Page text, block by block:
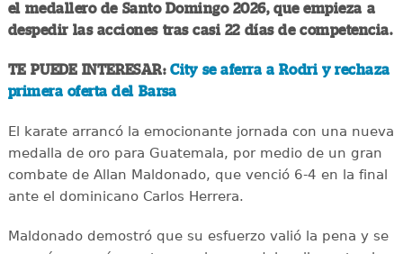
el medallero de Santo Domingo 2026, que empieza a
despedir las acciones tras casi 22 días de competencia.
TE PUEDE INTERESAR:City se aferra a Rodri y rechaza
primera oferta del Barsa
El karate arrancó la emocionante jornada con una nueva
medalla de oro para Guatemala, por medio de un gran
combate de Allan Maldonado, que venció 6-4 en la final
ante el dominicano Carlos Herrera.
Maldonado demostró que su esfuerzo valió la pena y se